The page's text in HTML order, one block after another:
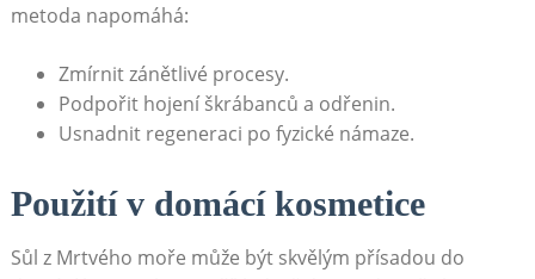
metoda napomáhá:
Zmírnit zánětlivé procesy.
Podpořit hojení škrábanců a odřenin.
Usnadnit regeneraci⁢ po‌ fyzické ‌námaze.
Použití v domácí kosmetice
Sůl z Mrtvého⁣ moře může být⁢ skvělým přísadou ⁤do